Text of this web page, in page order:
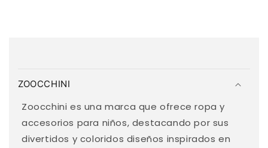
n
e
n
ZOOCCHINI
Zoocchini es una marca que ofrece ropa y
accesorios para niños, destacando por sus
divertidos y coloridos diseños inspirados en